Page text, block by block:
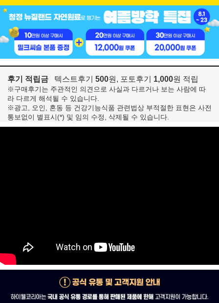
후기 적립금 텍스트후기 500원, 포토후기 1,000원 적립
※구매후기는 주관적인 의견으로 사실과 다르거나 보는 사람에 따
라 다르게 해석될 수 있습니다.
※광고, 오인, 혼동 등 건강기능식품 관련법상 부적절한 표현은 사전
통보없이 별표시(*) 및 임의 수정, 삭제될 수 있습니다.